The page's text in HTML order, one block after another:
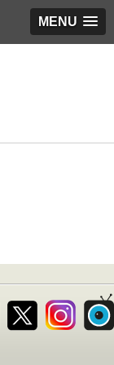
MENU